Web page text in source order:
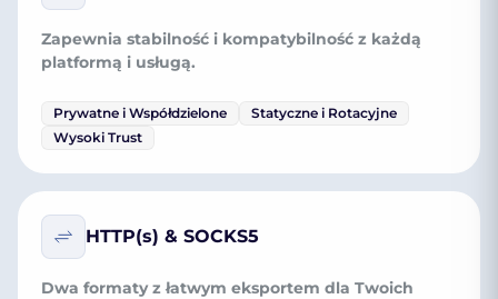
Zapewnia stabilność i kompatybilność z każdą
platformą i usługą.
Prywatne i Współdzielone
Statyczne i Rotacyjne
Wysoki Trust
HTTP(s) & SOCKS5
Dwa formaty z łatwym eksportem dla Twoich